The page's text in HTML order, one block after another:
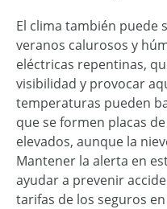
El clima también puede
veranos calurosos y
eléctricas repentinas,
visibilidad y provocar
temperaturas pueden
que se formen placas
elevados, aunque la
Mantener la alerta en
ayudar a prevenir
tarifas de los seguros